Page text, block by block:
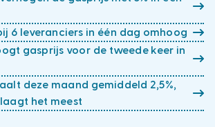
6 leveranciers in één dag omhoog
gasprijs voor de tweede keer in
deze maand gemiddeld 2,5%,
het meest